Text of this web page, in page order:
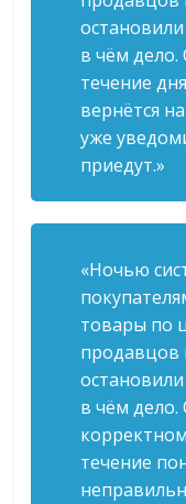
в чём
течение
вернётся
уже
приедут.»
«Ночью
товары по
продавцов
в чём дело.
течение